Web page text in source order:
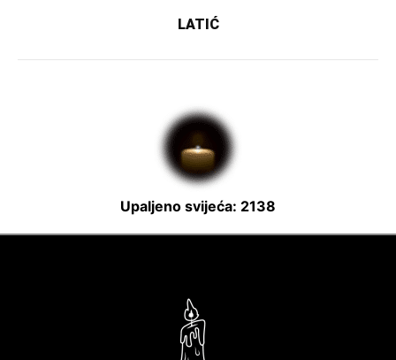
LATIĆ
Upaljeno svijeća: 2138